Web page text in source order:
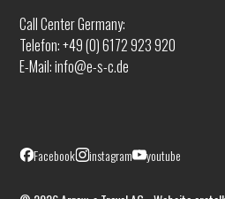
Call Center Germany:
Telefon: +49 (0) 6172 923 920
E-Mail: info@e-s-c.de
Facebook instagram youtube